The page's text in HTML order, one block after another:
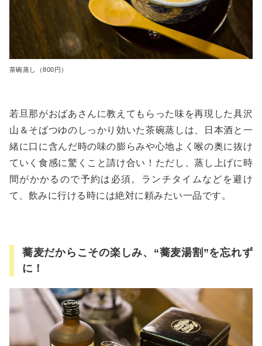
茶碗蒸し（800円）
若旦那がおばあさんに教えてもらった味を再現した具沢
山＆そばつゆのしっかり効いた茶碗蒸しは、日本酒と一
緒に口に含んだ時の味の膨らみや心地よく喉の奥に抜け
ていく食感に驚くこと請け合い！ただし、蒸し上げに時
間がかかるので予約は必須。ランチタイムなどを避け
て、飲みに行ける時には絶対に頼みたい一品です。
蕎麦だからこその楽しみ、“蕎麦湯割”を忘れず
に！